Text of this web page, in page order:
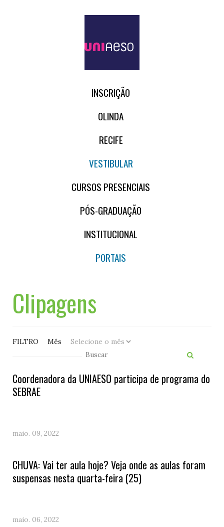
INSCRIÇÃO
OLINDA
RECIFE
VESTIBULAR
CURSOS PRESENCIAIS
PÓS-GRADUAÇÃO
INSTITUCIONAL
PORTAIS
Clipagens
FILTRO Mês
Coordenadora da UNIAESO participa de programa do
SEBRAE
maio. 09, 2022
CHUVA: Vai ter aula hoje? Veja onde as aulas foram
suspensas nesta quarta-feira (25)
maio. 06, 2022